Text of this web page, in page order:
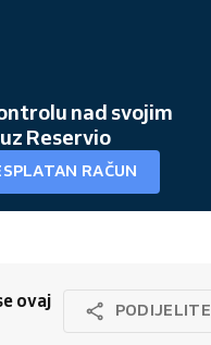
nad svojim
Reservio
RAČUN
ovaj
PODIJELITE